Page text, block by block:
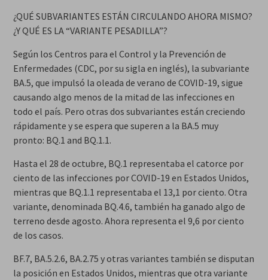
¿QUÉ SUBVARIANTES ESTÁN CIRCULANDO AHORA MISMO?
¿Y QUÉ ES LA “VARIANTE PESADILLA”?
Según los Centros para el Control y la Prevención de
Enfermedades (CDC, por su sigla en inglés), la subvariante
BA.5, que impulsó la oleada de verano de COVID-19, sigue
causando algo menos de la mitad de las infecciones en
todo el país. Pero otras dos subvariantes están creciendo
rápidamente y se espera que superen a la BA.5 muy
pronto: BQ.1 and BQ.1.1.
Hasta el 28 de octubre, BQ.1 representaba el catorce por
ciento de las infecciones por COVID-19 en Estados Unidos,
mientras que BQ.1.1 representaba el 13,1 por ciento. Otra
variante, denominada BQ.4.6, también ha ganado algo de
terreno desde agosto. Ahora representa el 9,6 por ciento
de los casos.
BF.7, BA.5.2.6, BA.2.75 y otras variantes también se disputan
la posición en Estados Unidos, mientras que otra variante